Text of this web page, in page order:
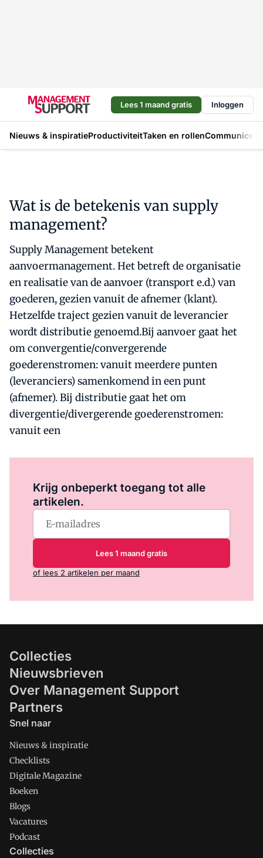
Lees 1 maand gratis Inloggen
Nieuws & inspiratieProductiviteitTaken en rollen
Wat is de betekenis van supply
management?
Supply Management betekent
aanvoermanagement. Het betreft de organisatie
en realisatie van de aanvoer (transport e.d.) van
goederen, gezien vanuit de afnemer (klant).
Hetzelfde traject gezien vanuit de leverancier
wordt distributie genoemd.Bij aanvoer gaat het
om convergentie/convergerende
goederenstromen: vanuit meerdere punten
(leveranciers) samenkomend in een punt
(afnemer). Bij distributie gaat het om
divergentie/divergerende goederenstromen:
vanuit een
Krijg onbeperkt toegang tot alle
artikelen.
Lees 1 maand gratis
of lees 2 artikelen per maand
Collecties
Nieuwsbrieven
Over Management Support
Partners
Snel naar
Nieuws & inspiratie
Checklists
Digitale Magazine
Boeken
Blogs
Vacatures
Podcast
Collecties